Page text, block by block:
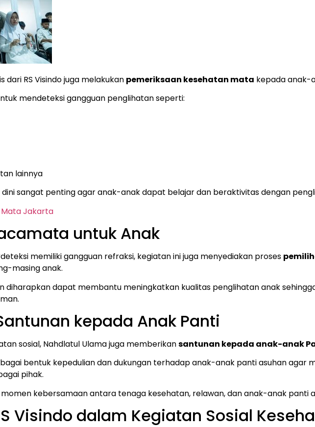
dari RS Visindo juga melakukan pemeriksaan kesehatan mata kepada anak-
mendeteksi gangguan penglihatan seperti:
lainnya
sangat penting agar anak-anak dapat belajar dan beraktivitas dengan
Mata Jakarta
untuk Anak
memiliki gangguan refraksi, kegiatan ini juga menyediakan proses
masing anak.
diharapkan dapat membantu meningkatkan kualitas penglihatan anak
kepada Anak Panti
sosial, Nahdlatul Ulama juga memberikansantunan kepada anak-anak
bentuk kepedulian dan dukungan terhadap anak-anak panti asuhan
pihak.
momen kebersamaan antara tenaga kesehatan, relawan, dan anak-anak panti
Visindo dalam Kegiatan Sosial